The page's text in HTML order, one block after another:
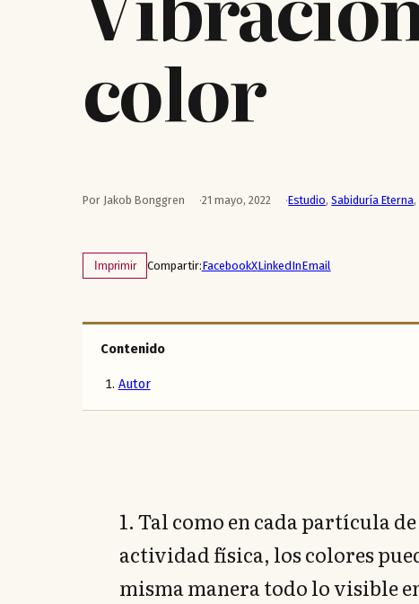
color
Por Jakob Bonggren 21 mayo, 2022 Estudio,Sabiduría Eterna,
Imprimir Compartir:FacebookXLinkedInEmail
Contenido
Autor
1. Tal como en cada partícula
actividad física, los colores
misma manera todo lo visible